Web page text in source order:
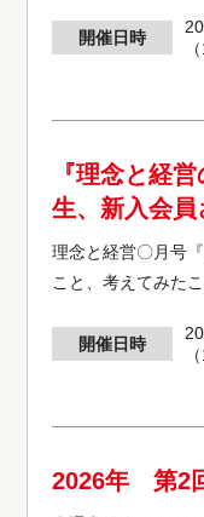
開催日時
『理念と経
生、新入会員
理念と経営〇月号
こと、考えてみた
開催日時
2026年 第2